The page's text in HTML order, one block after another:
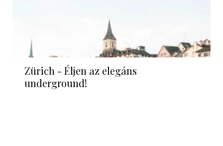
Zürich - Éljen az elegáns
underground!